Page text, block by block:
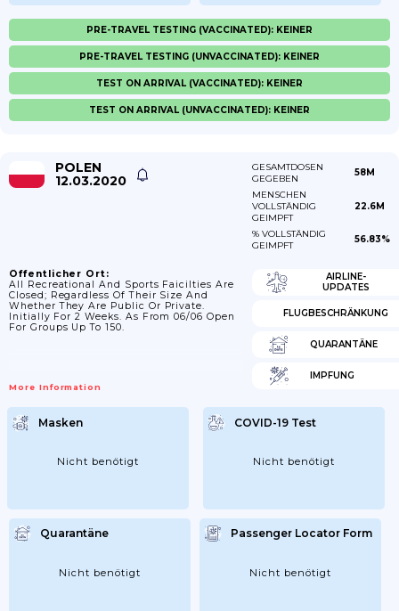
PRE-TRAVEL TESTING (VACCINATED): KEINER
PRE-TRAVEL TESTING (UNVACCINATED): KEINER
TEST ON ARRIVAL (VACCINATED): KEINER
TEST ON ARRIVAL (UNVACCINATED): KEINER
POLEN
12.03.2020
GESAMTDOSEN
GEGEBEN
58M
MENSCHEN
VOLLSTÄNDIG
GEIMPFT
22.6M
% VOLLSTÄNDIG
GEIMPFT
56.83%
Öffentlicher Ort:
All Recreational And Sports Faicilties Are
Closed; Regardless Of Their Size And
Whether They Are Public Or Private.
Initially For 2 Weeks. As From 06/06 Open
For Groups Up To 150.
More Information
AIRLINE-
UPDATES
FLUGBESCHRÄNKUNG
QUARANTÄNE
IMPFUNG
Masken
Nicht benötigt
COVID-19 Test
Nicht benötigt
Quarantäne
Nicht benötigt
Passenger Locator Form
Nicht benötigt